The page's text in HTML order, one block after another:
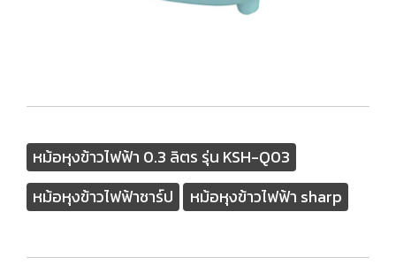
หม้อหุงข้าวไฟฟ้า 0.3 ลิตร รุ่น KSH-Q03
หม้อหุงข้าวไฟฟ้าชาร์ป
หม้อหุงข้าวไฟฟ้า sharp